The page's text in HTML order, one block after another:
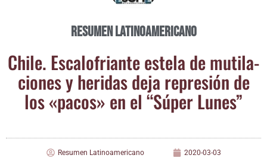
Resumen Latinoamericano
Chi­le. Esca­lo­frian­te este­la de muti­la­
cio­nes y heri­das deja repre­sión de
los «pacos» en el “Súper Lunes”
Resumen Latinoamericano
2020-03-03